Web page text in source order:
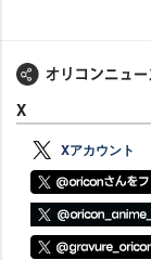
X
Xアカウント